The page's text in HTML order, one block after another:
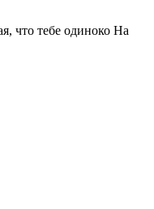
что тебе одиноко На